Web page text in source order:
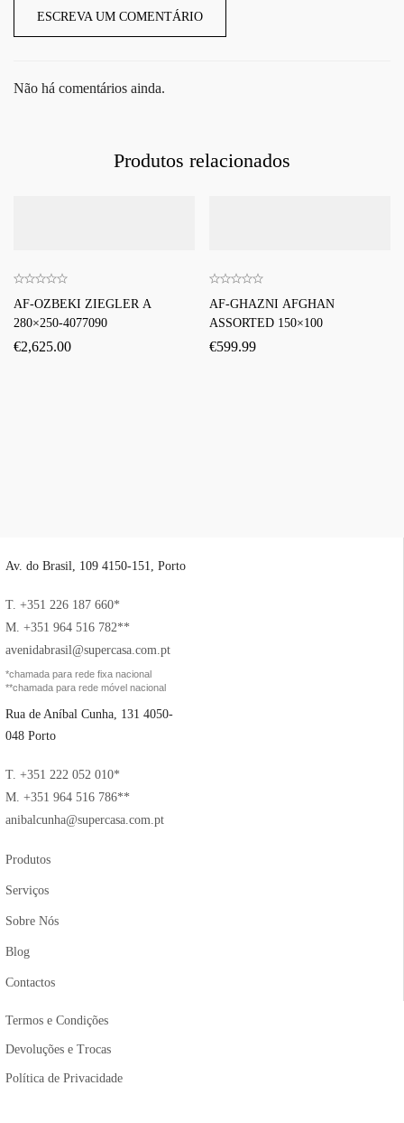
ESCREVA UM COMENTÁRIO
Não há comentários ainda.
Produtos relacionados
AF-OZBEKI ZIEGLER A
280×250-4077090
€2,625.00
AF-GHAZNI AFGHAN
ASSORTED 150×100
€599.99
Av. do Brasil, 109 4150-151, Porto
T. +351 226 187 660*
M. +351 964 516 782**
avenidabrasil@supercasa.com.pt
*chamada para rede fixa nacional
**chamada para rede móvel nacional
Rua de Aníbal Cunha, 131 4050-
048 Porto
T. +351 222 052 010*
M. +351 964 516 786**
anibalcunha@supercasa.com.pt
Produtos
Serviços
Sobre Nós
Blog
Contactos
Termos e Condições
Devoluções e Trocas
Política de Privacidade